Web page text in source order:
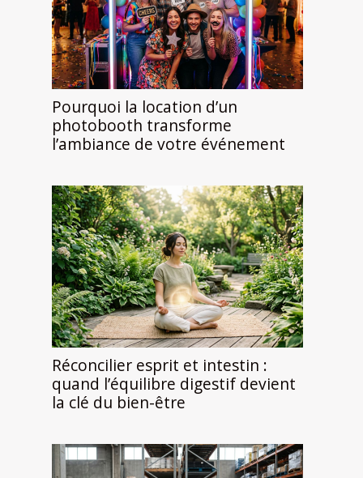
Pourquoi la location d’un
photobooth transforme
l’ambiance de votre événement
Réconcilier esprit et intestin :
quand l’équilibre digestif devient
la clé du bien-être